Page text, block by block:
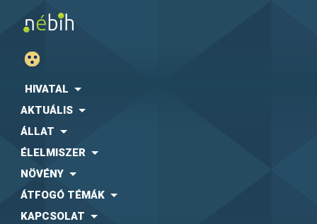
HIVATAL
AKTUÁLIS
ÁLLAT
ÉLELMISZER
NÖVÉNY
ÁTFOGÓ TÉMÁK
KAPCSOLAT